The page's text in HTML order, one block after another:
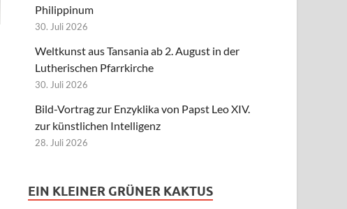
Philippinum
30. Juli 2026
Weltkunst aus Tansania ab 2. August in der
Lutherischen Pfarrkirche
30. Juli 2026
Bild-Vortrag zur Enzyklika von Papst Leo XIV.
zur künstlichen Intelligenz
28. Juli 2026
EIN KLEINER GRÜNER KAKTUS